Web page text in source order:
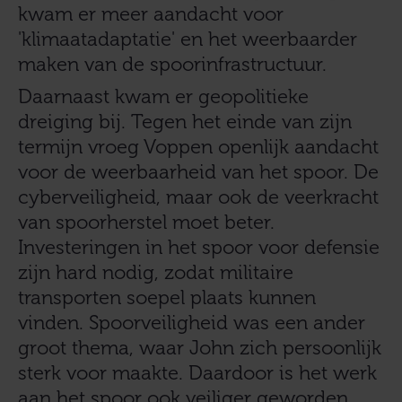
kwam er meer aandacht voor
'klimaatadaptatie' en het weerbaarder
maken van de spoorinfrastructuur.
Daarnaast kwam er geopolitieke
dreiging bij. Tegen het einde van zijn
termijn vroeg Voppen openlijk aandacht
voor de weerbaarheid van het spoor. De
cyberveiligheid, maar ook de veerkracht
van spoorherstel moet beter.
Investeringen in het spoor voor defensie
zijn hard nodig, zodat militaire
transporten soepel plaats kunnen
vinden. Spoorveiligheid was een ander
groot thema, waar John zich persoonlijk
sterk voor maakte. Daardoor is het werk